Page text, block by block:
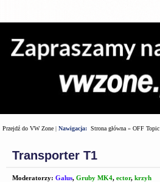
Przejdź do VW Zone | Nawigacja: Strona główna » OFF Topic
Transporter T1
Moderatorzy: Galus, Gruby MK4, ector, krzyh